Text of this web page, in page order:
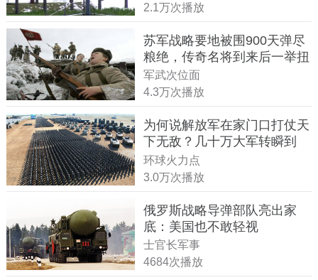
2.1万次播放
苏军战略要地被围900天弹尽
粮绝，传奇名将到来后一举扭
转战局
军武次位面
4.3万次播放
为何说解放军在家门口打仗天
下无敌？几十万大军转瞬到
达！
环球火力点
3.0万次播放
俄罗斯战略导弹部队亮出家
底：美国也不敢轻视
士官长军事
4684次播放